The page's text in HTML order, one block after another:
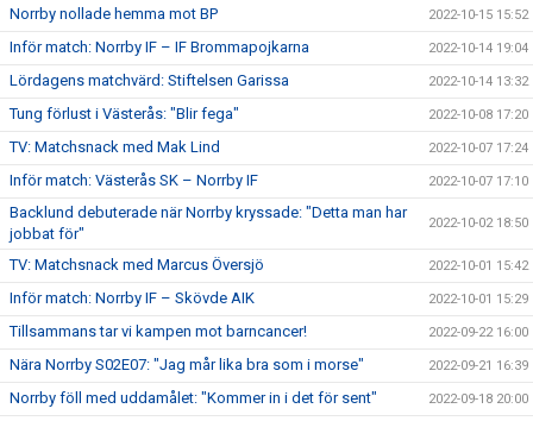
Norrby nollade hemma mot BP 2022-10-15 15:52
Inför match: Norrby IF – IF Brommapojkarna 2022-10-14 19:04
Lördagens matchvärd: Stiftelsen Garissa 2022-10-14 13:32
Tung förlust i Västerås: "Blir fega" 2022-10-08 17:20
TV: Matchsnack med Mak Lind 2022-10-07 17:24
Inför match: Västerås SK – Norrby IF 2022-10-07 17:10
Backlund debuterade när Norrby kryssade: "Detta man har
jobbat för"
2022-10-02 18:50
TV: Matchsnack med Marcus Översjö 2022-10-01 15:42
Inför match: Norrby IF – Skövde AIK 2022-10-01 15:29
Tillsammans tar vi kampen mot barncancer! 2022-09-22 16:00
Nära Norrby S02E07: "Jag mår lika bra som i morse" 2022-09-21 16:39
Norrby föll med uddamålet: "Kommer in i det för sent" 2022-09-18 20:00